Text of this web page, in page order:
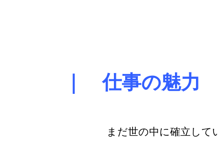
｜ 仕事の魅力
まだ世の中に確立して